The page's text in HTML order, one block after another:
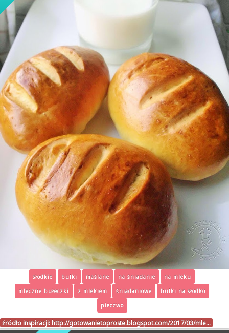
słodkie bułki maślane na śniadanie
na mleku
mleczne bułeczki
z mlekiem śniadaniowe
bułki na słodko
pieczwo
źródło inspiracji: http://gotowanietoproste.blogspot.com/2017/03/mle…